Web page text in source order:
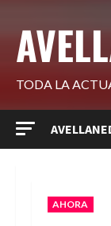
contenido
TODA LA
AHORA